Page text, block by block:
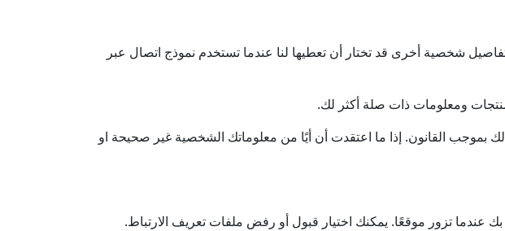
شخصية أخرى قد تختار أن تعطيها لنا عندما تستخدم نموذج اتصال عبر
منتجات ومعلومات ذات صلة أكثر لك.
بموجب القانون. إذا ما اعتقدت أن أيًا من معلوماتك الشخصية غير صحيحة او
تزور موقعًا. يمكنك اختيار قبول أو رفض ملفات تعريف الارتباط.